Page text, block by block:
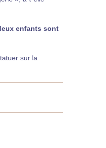
enfants sont
sur la